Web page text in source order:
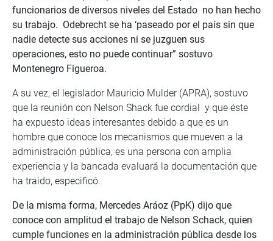
funcionarios de diversos niveles del Estado no han hecho
su trabajo. Odebrecht se ha ‘paseado por el país sin que
nadie detecte sus acciones ni se juzguen sus
operaciones, esto no puede continuar” sostuvo
Montenegro Figueroa.
A su vez, el legislador Mauricio Mulder (APRA), sostuvo
que la reunión con Nelson Shack fue cordial y que éste
ha expuesto ideas interesantes debido a que es un
hombre que conoce los mecanismos que mueven a la
administración pública, es una persona con amplia
experiencia y la bancada evaluará la documentación que
ha traido, especificó.
De la misma forma, Mercedes Aráoz (PpK) dijo que
conoce con amplitud el trabajo de Nelson Schack, quien
cumple funciones en la administración pública desde los